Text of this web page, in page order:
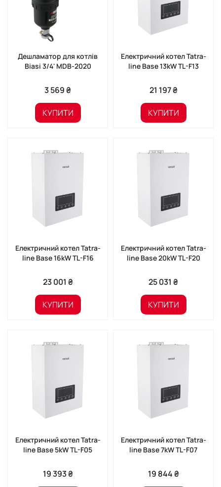
Дешламатор для котлів
Biasi 3/4' MDB-2020
3 569 ₴
КУПИТИ
Електричний котел Tatra-
line Base 13kW TL-F13
21 197 ₴
КУПИТИ
Електричний котел Tatra-
line Base 16kW TL-F16
23 001 ₴
КУПИТИ
Електричний котел Tatra-
line Base 20kW TL-F20
25 031 ₴
КУПИТИ
Електричний котел Tatra-
line Base 5kW TL-F05
19 393 ₴
Електричний котел Tatra-
line Base 7kW TL-F07
19 844 ₴